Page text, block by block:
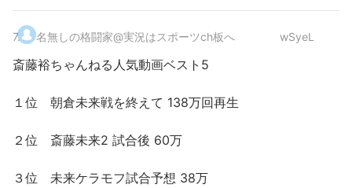
7. 名無しの格闘家@実況はスポーツch板へ wSyeL
斎藤裕ちゃんねる人気動画ベスト5
１位 朝倉未来戦を終えて 138万回再生
２位 斎藤未来2 試合後 60万
３位 未来ケラモフ試合予想 38万